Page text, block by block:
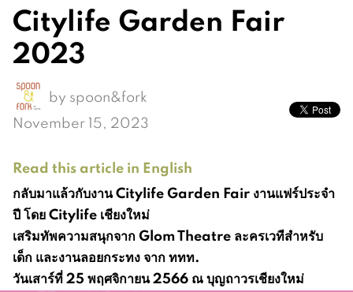
Citylife Garden Fair
2023
by spoon&fork
November 15, 2023
Read this article in English
กลับมาแล้วกับงาน Citylife Garden Fair งานแฟร์ประจำ
ปี โดย Citylife เชียงใหม่
เสริมทัพความสนุกจาก Glom Theatre ละครเวทีสำหรับ
เด็ก และงานลอยกระทง จาก ททท.
วันเสาร์ที่ 25 พฤศจิกายน 2566 ณ บุญถาวรเชียงใหม่